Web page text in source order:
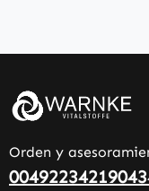
Orden y